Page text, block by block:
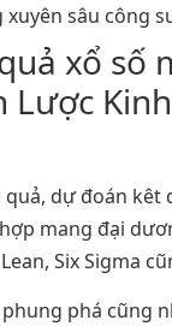
sâu công
xổ số
Lược
dự đoán kêt
mang đại
Six Sigma
phá cũng